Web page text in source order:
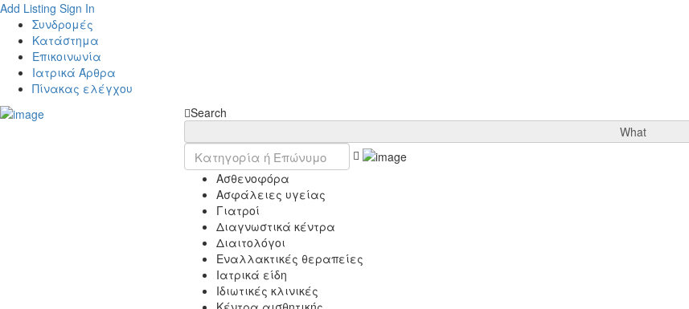
Add Listing Sign In
Συνδρομές
Κατάστημα
Επικοινωνία
Ιατρικά Άρθρα
Πίνακας ελέγχου
Search
What
Ασθενοφόρα
Ασφάλειες υγείας
Γιατροί
Διαγνωστικά κέντρα
Διαιτολόγοι
Εναλλακτικές θεραπείες
Ιατρικά είδη
Ιδιωτικές κλινικές